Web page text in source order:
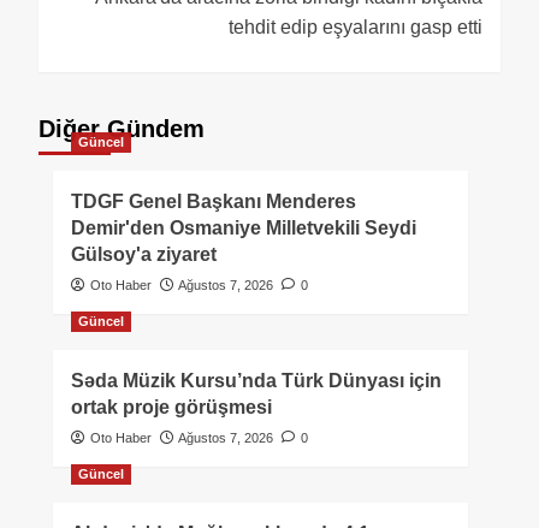
tehdit edip eşyalarını gasp etti
Diğer Gündem
Güncel
TDGF Genel Başkanı Menderes
Demir'den Osmaniye Milletvekili Seydi
Gülsoy'a ziyaret
Oto Haber Ağustos 7, 2026 0
Güncel
Səda Müzik Kursu’nda Türk Dünyası için
ortak proje görüşmesi
Oto Haber Ağustos 7, 2026 0
Güncel